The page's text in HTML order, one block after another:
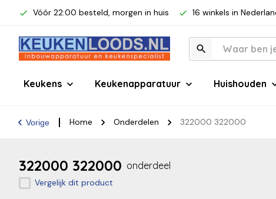
Vóór 22:00 besteld, morgen in huis 16 winkels in
Keukens Keukenapparatuur Huishouden
Vorige Home Onderdelen 322000 322000
322000 322000 onderdeel
Vergelijk dit product